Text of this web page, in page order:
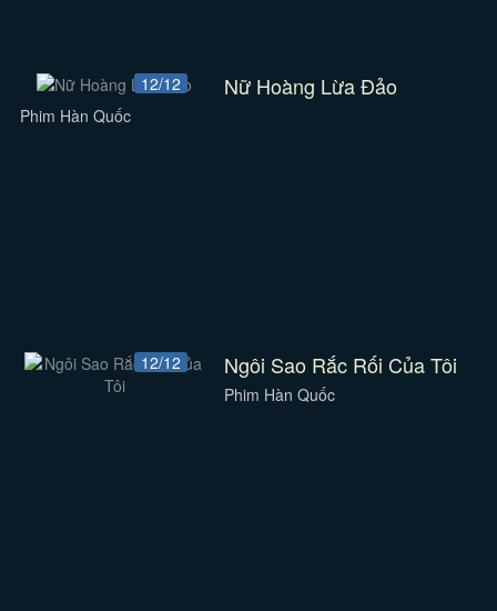
12/12 Nữ Hoàng Lừa Đảo
Phim Hàn Quốc
12/12 Ngôi Sao Rắc Rối Của Tôi
Phim Hàn Quốc